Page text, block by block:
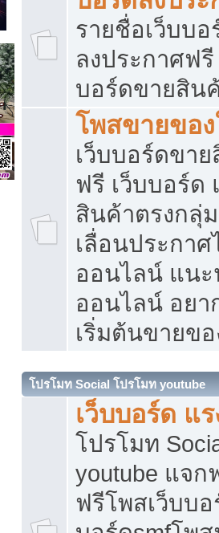
รายชื่อเว็บบ
ลงประกาศฟรี
บอร์ดขายสิน
โพสขายขอ
เว็บบอร์ดขา
ฟรี เว็บบอร์ด
สินค้าตรงกลุ่
เลื่อนประกา
ออนไลน์ แนะ
ออนไลน์ อย
เริ่มต้นขายข
โปรโมท Social โปรโมท youtube
เว็บบอร์ด แร
โปรโมท
youtube แจก
ฟรีโพสเว็บบอ